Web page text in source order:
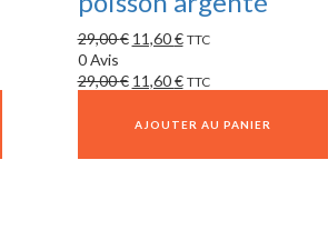
29,00€ 11,60€ TTC
0 Avis
29,00€ 11,60€ TTC
AJOUTER AU PANIER